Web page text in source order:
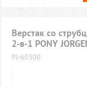
Верстак со
2-в-1 PONY
PJ-60300